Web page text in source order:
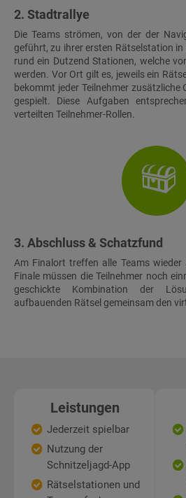
2. Stadtrallye
Die Teams strömen, von der der
geführt, zu ihrer ersten Rätselstation
rund ein Dutzend Stationen, welche
werden. Vor Ort gilt es, jeweils ein
bekommt jeder Teilnehmer zusätzliche
gespielt. Diese Aufgaben
verteilten Teilnehmer-Rollen.
3. Abschluss & Schatzfund
Am Finalort treffen alle Teams wieder
Finale müssen die Teilnehmer noch
geschickte Kombination der
aufbauenden Rätsel gemeinsam den
Leistungen
Jederzeit spielbar
Nutzung der
Schnitzeljagd-App
Rätselstationen und